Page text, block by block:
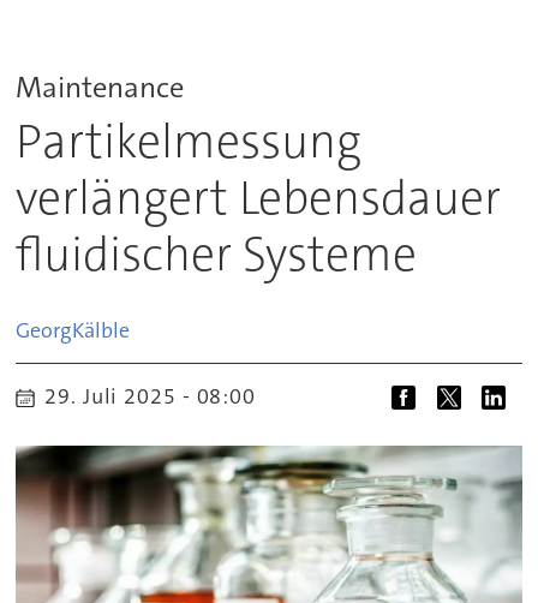
Maintenance
Partikelmessung
verlängert Lebensdauer
fluidischer Systeme
GeorgKälble
29. Juli 2025 - 08:00